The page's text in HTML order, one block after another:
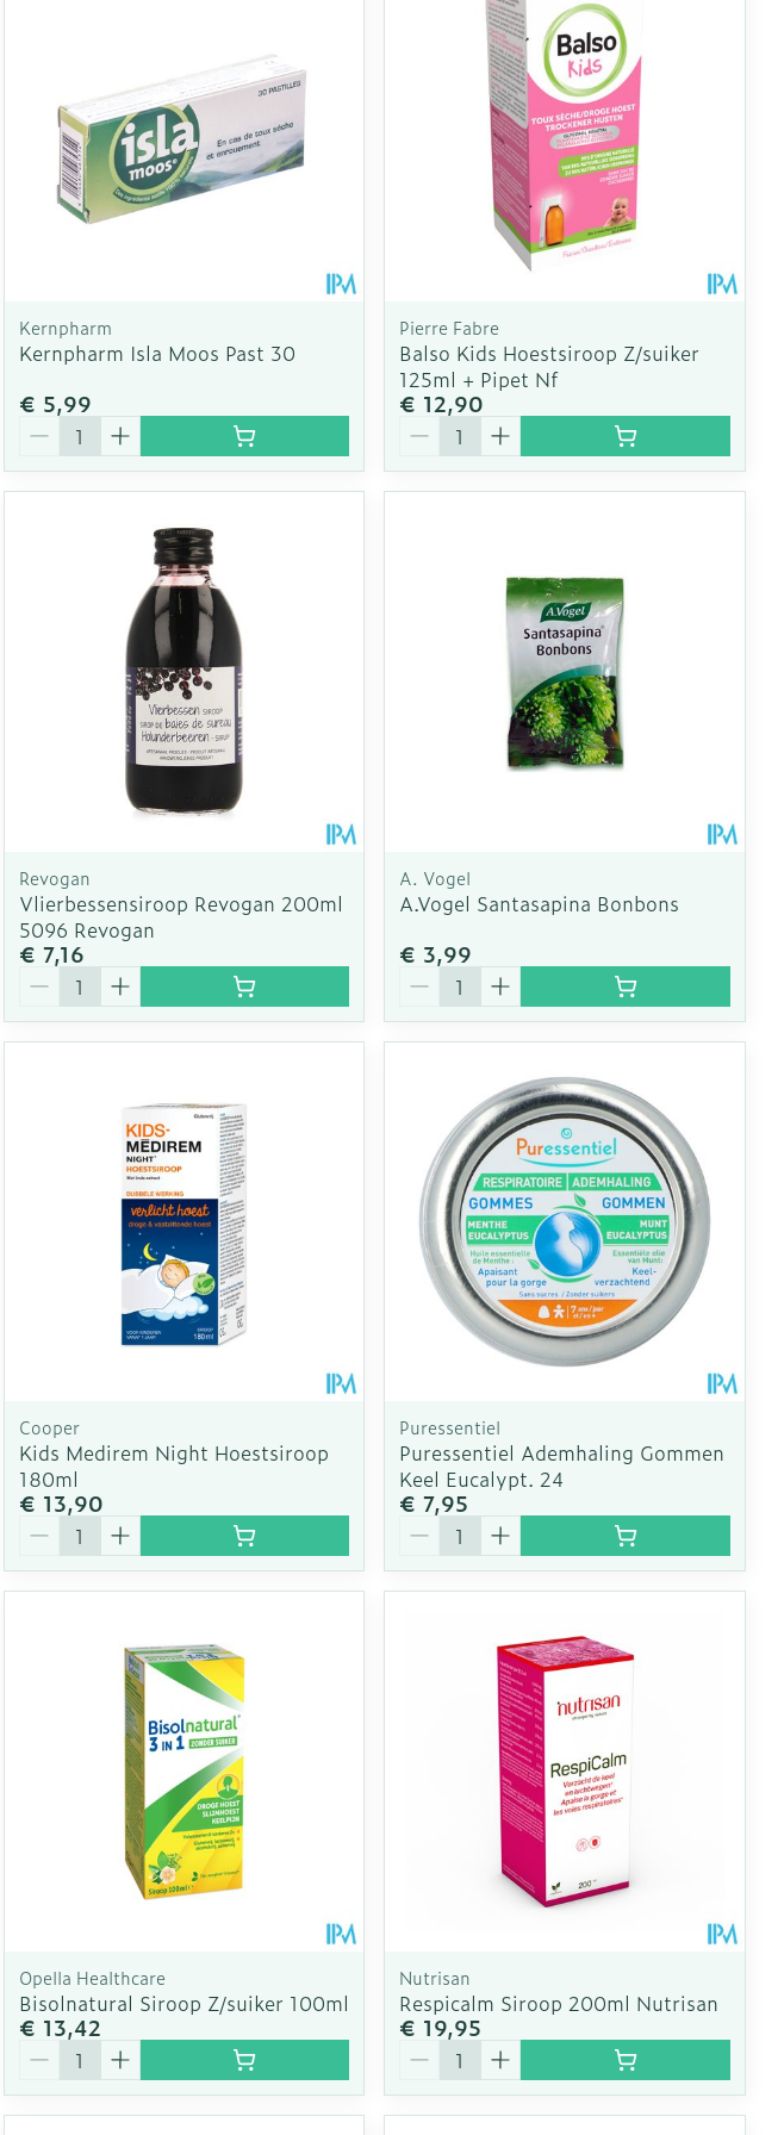
Kernpharm
Kernpharm Isla Moos Past 30
€ 5,99
Aantal
Pierre Fabre
Balso Kids Hoestsiroop Z/suiker
125ml + Pipet Nf
€ 12,90
Aantal
Revogan
Vlierbessensiroop Revogan 200ml
5096 Revogan
€ 7,16
Aantal
A. Vogel
A.Vogel Santasapina Bonbons
€ 3,99
Aantal
Cooper
Kids Medirem Night Hoestsiroop
180ml
€ 13,90
Aantal
Puressentiel
Puressentiel Ademhaling Gommen
Keel Eucalypt. 24
€ 7,95
Aantal
Opella Healthcare
Bisolnatural Siroop Z/suiker 100ml
€ 13,42
Aantal
Nutrisan
Respicalm Siroop 200ml Nutrisan
€ 19,95
Aantal